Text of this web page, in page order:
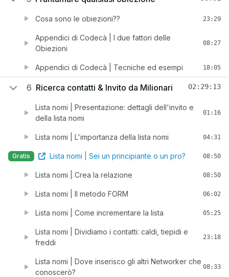
Cosa sono le obiezioni?? 23:29
Appendici di Codecà | I due fattori delle
Obiezioni
08:27
Appendici di Codecà | Tecniche ed esempi 18:05
6 Ricerca contatti & Invito da Milionari 02:29:13
Lista nomi | Presentazione: dettagli dell'invito e
della lista nomi
01:16
Lista nomi | L'importanza della lista nomi 04:31
Gratis Lista nomi | Sei un principiante o un pro? 08:50
Lista nomi | Crea la relazione 08:50
Lista nomi | Il metodo FORM 06:02
Lista nomi | Come incrementare la lista 05:25
Lista nomi | Dividiamo i contatti: caldi, tiepidi e
freddi
23:18
Lista nomi | Dove inserisco gli altri Networker che
conoscerò?
08:33